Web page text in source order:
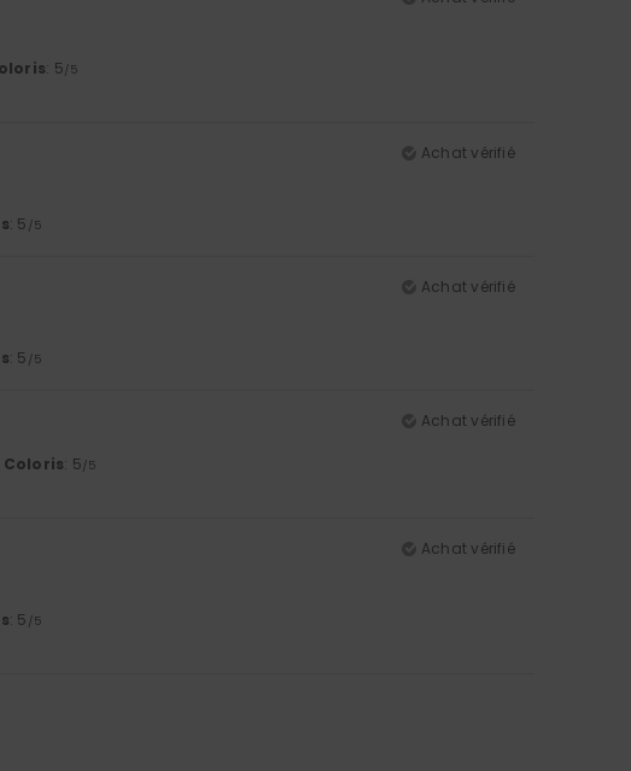
: 5 /5
Achat vérifié
: 5 /5
Achat vérifié
: 5 /5
Achat vérifié
Coloris: 5 /5
Achat vérifié
: 5 /5